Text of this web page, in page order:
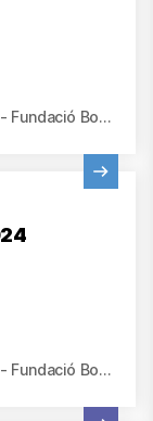
Parc Sanitari Pere Virgili y HUB Social - Fundació Bofill, Barcelona
Parc Sanitari Pere Virgili y HUB Social - Fundació Bofill, Barcelona